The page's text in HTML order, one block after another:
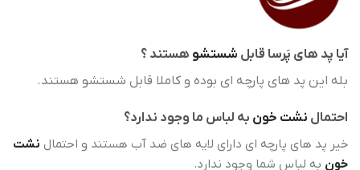
آیا پد های پَرسا قابل شستشو هستند ؟
بله این پد های پارچه ای بوده و کاملا قابل شستشو هستند.
احتمال نشت خون به لباس ما وجود ندارد؟
خیر پد های پارچه ای دارای لایه های ضد آب هستند و احتمال نشت
خون به لباس شما وجود ندارد.